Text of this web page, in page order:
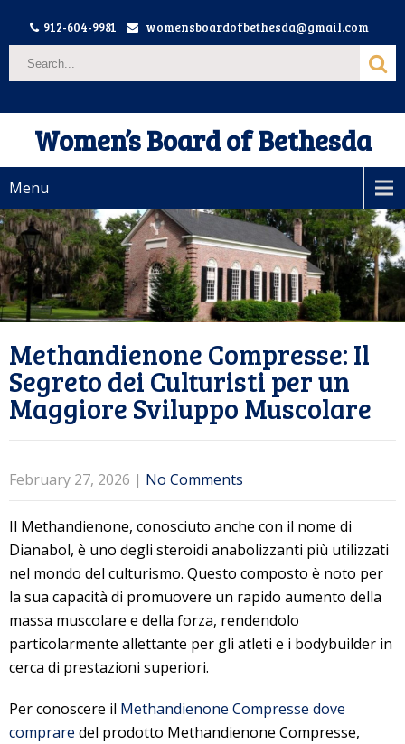
912-604-9981 womensboardofbethesda@gmail.com
Women’s Board of Bethesda
Menu
Methandienone Compresse: Il
Segreto dei Culturisti per un
Maggiore Sviluppo Muscolare
February 27, 2026 | No Comments
Il Methandienone, conosciuto anche con il nome di
Dianabol, è uno degli steroidi anabolizzanti più utilizzati
nel mondo del culturismo. Questo composto è noto per
la sua capacità di promuovere un rapido aumento della
massa muscolare e della forza, rendendolo
particolarmente allettante per gli atleti e i bodybuilder in
cerca di prestazioni superiori.
Per conoscere il Methandienone Compresse dove
comprare del prodotto Methandienone Compresse,